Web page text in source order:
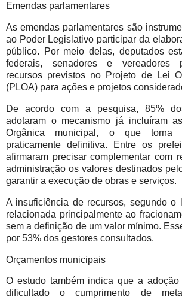
Emendas parlamentares
As emendas parlamentares são
ao Poder Legislativo participar da
público. Por meio delas, deputados
federais, senadores e vereadores
recursos previstos no Projeto de Lei
(PLOA) para ações e projetos
De acordo com a pesquisa, 85%
adotaram o mecanismo já incluíram
Orgânica municipal, o que torna
praticamente definitiva. Entre os
afirmaram precisar complementar com
administração os valores destinados
garantir a execução de obras e serviços.
A insuficiência de recursos, segundo o
relacionada principalmente ao
sem a definição de um valor mínimo.
por 53% dos gestores consultados.
Orçamentos municipais
O estudo também indica que a
dificultado o cumprimento de